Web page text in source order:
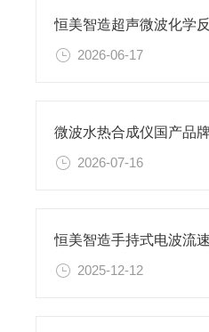
2026-06-17
2026-07-16
2025-12-12